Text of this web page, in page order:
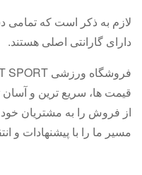
لازم به ذکر است که تمامی
دارای گارانتی اصلی هستند.
قیمت ها، سریع ترین و
از فروش را به مشتریان خود
مسیر ما را با پیشنهادات و